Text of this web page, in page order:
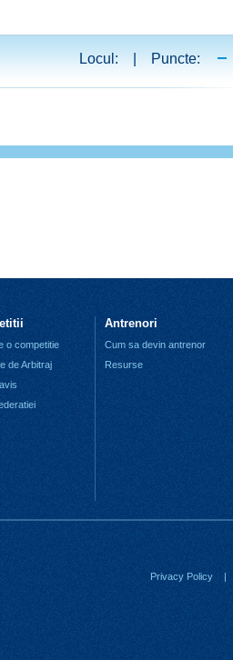
Locul: | Puncte:
o competitie
de Arbitraj
Antrenori
Cum sa devin antrenor
Resurse
|
Privacy Policy